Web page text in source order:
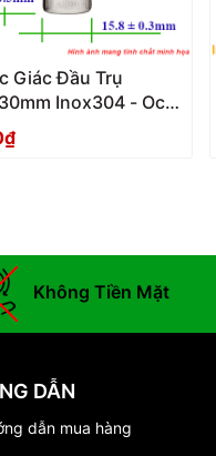
Giác Đầu Trụ
Inox304 - Oc
Dau Tru
Không Tiền Mặt
DẪN
dẫn mua hàng